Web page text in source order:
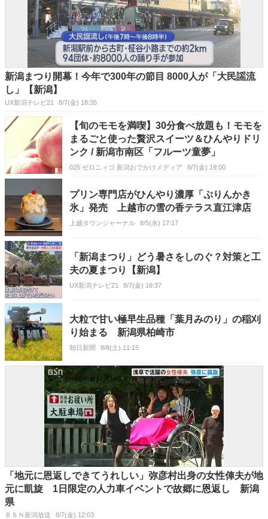
新潟まつり開幕！今年で300年の節目 8000人が「大民謡流
し」【新潟】
UX新潟テレビ21 8/7(金) 18:35
【旬のモモを満喫】30分食べ放題も！モモを
まるごと使った贅沢スイーツ＆ひんやりドリ
ンク / 新潟市南区「フルーツ童夢」
025 ゼロニィゴ 新潟おでかけメディア 8/7(金) 19:00
プリン専門店がひんやり濃厚「ぷりんかき
氷」発売 上越市の雪の香テラス直江津店
上越タウンジャーナル 8/5(水) 17:17
「新潟まつり」どう暑さをしのぐ？対策と工
夫の夏まつり【新潟】
UX新潟テレビ21 8/7(金) 18:37
大粒で甘い極早生品種「葉月みのり」の稲刈
り始まる 新潟県柏崎市
朝日新聞 8/8(土) 11:15
「地元に恩返しできてうれしい」弥彦村出身の女性俥夫が地
元に凱旋 1日限定の人力車イベントで故郷に恩返し 新潟
県
ＢＳＮ新潟放送 8/7(金) 12:03